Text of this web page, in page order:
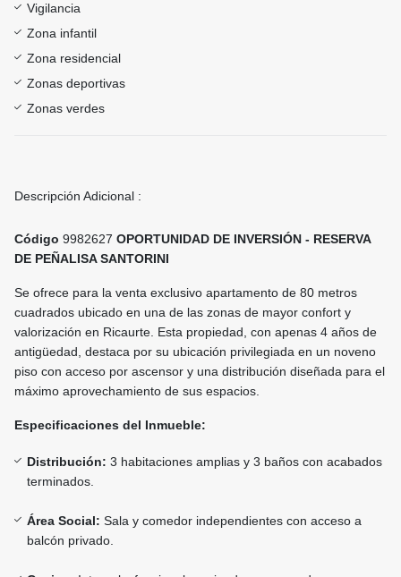
Vigilancia
Zona infantil
Zona residencial
Zonas deportivas
Zonas verdes
Descripción Adicional :
Código 9982627 OPORTUNIDAD DE INVERSIÓN - RESERVA
DE PEÑALISA SANTORINI
Se ofrece para la venta exclusivo apartamento de 80 metros
cuadrados ubicado en una de las zonas de mayor confort y
valorización en Ricaurte. Esta propiedad, con apenas 4 años de
antigüedad, destaca por su ubicación privilegiada en un noveno
piso con acceso por ascensor y una distribución diseñada para el
máximo aprovechamiento de sus espacios.
Especificaciones del Inmueble:
Distribución: 3 habitaciones amplias y 3 baños con acabados
terminados.
Área Social: Sala y comedor independientes con acceso a
balcón privado.